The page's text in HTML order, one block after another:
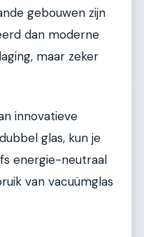
gebouwen zijn
dan moderne
maar zeker
innovatieve
glas, kun je
energie-neutraal
van vacuümglas